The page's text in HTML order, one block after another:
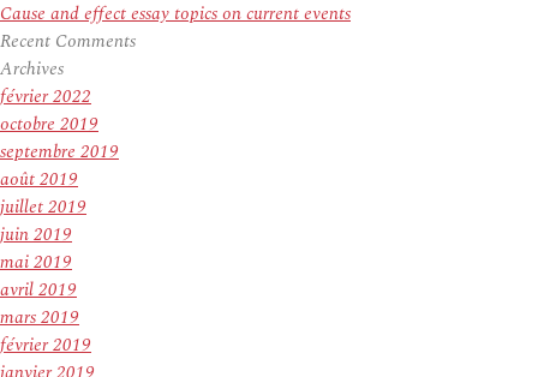
Cause and effect essay topics on current events
Recent Comments
Archives
février 2022
octobre 2019
septembre 2019
août 2019
juillet 2019
juin 2019
mai 2019
avril 2019
mars 2019
février 2019